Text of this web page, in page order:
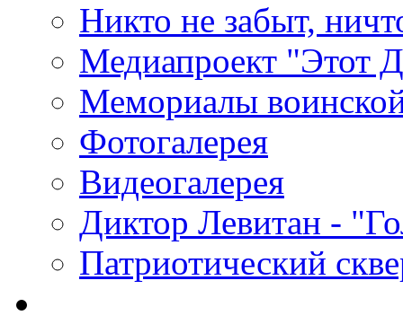
Никто не забыт,
Медиапроект "Этот
Мемориалы
Фотогалерея
Видеогалерея
Диктор Левитан -
Патриотический